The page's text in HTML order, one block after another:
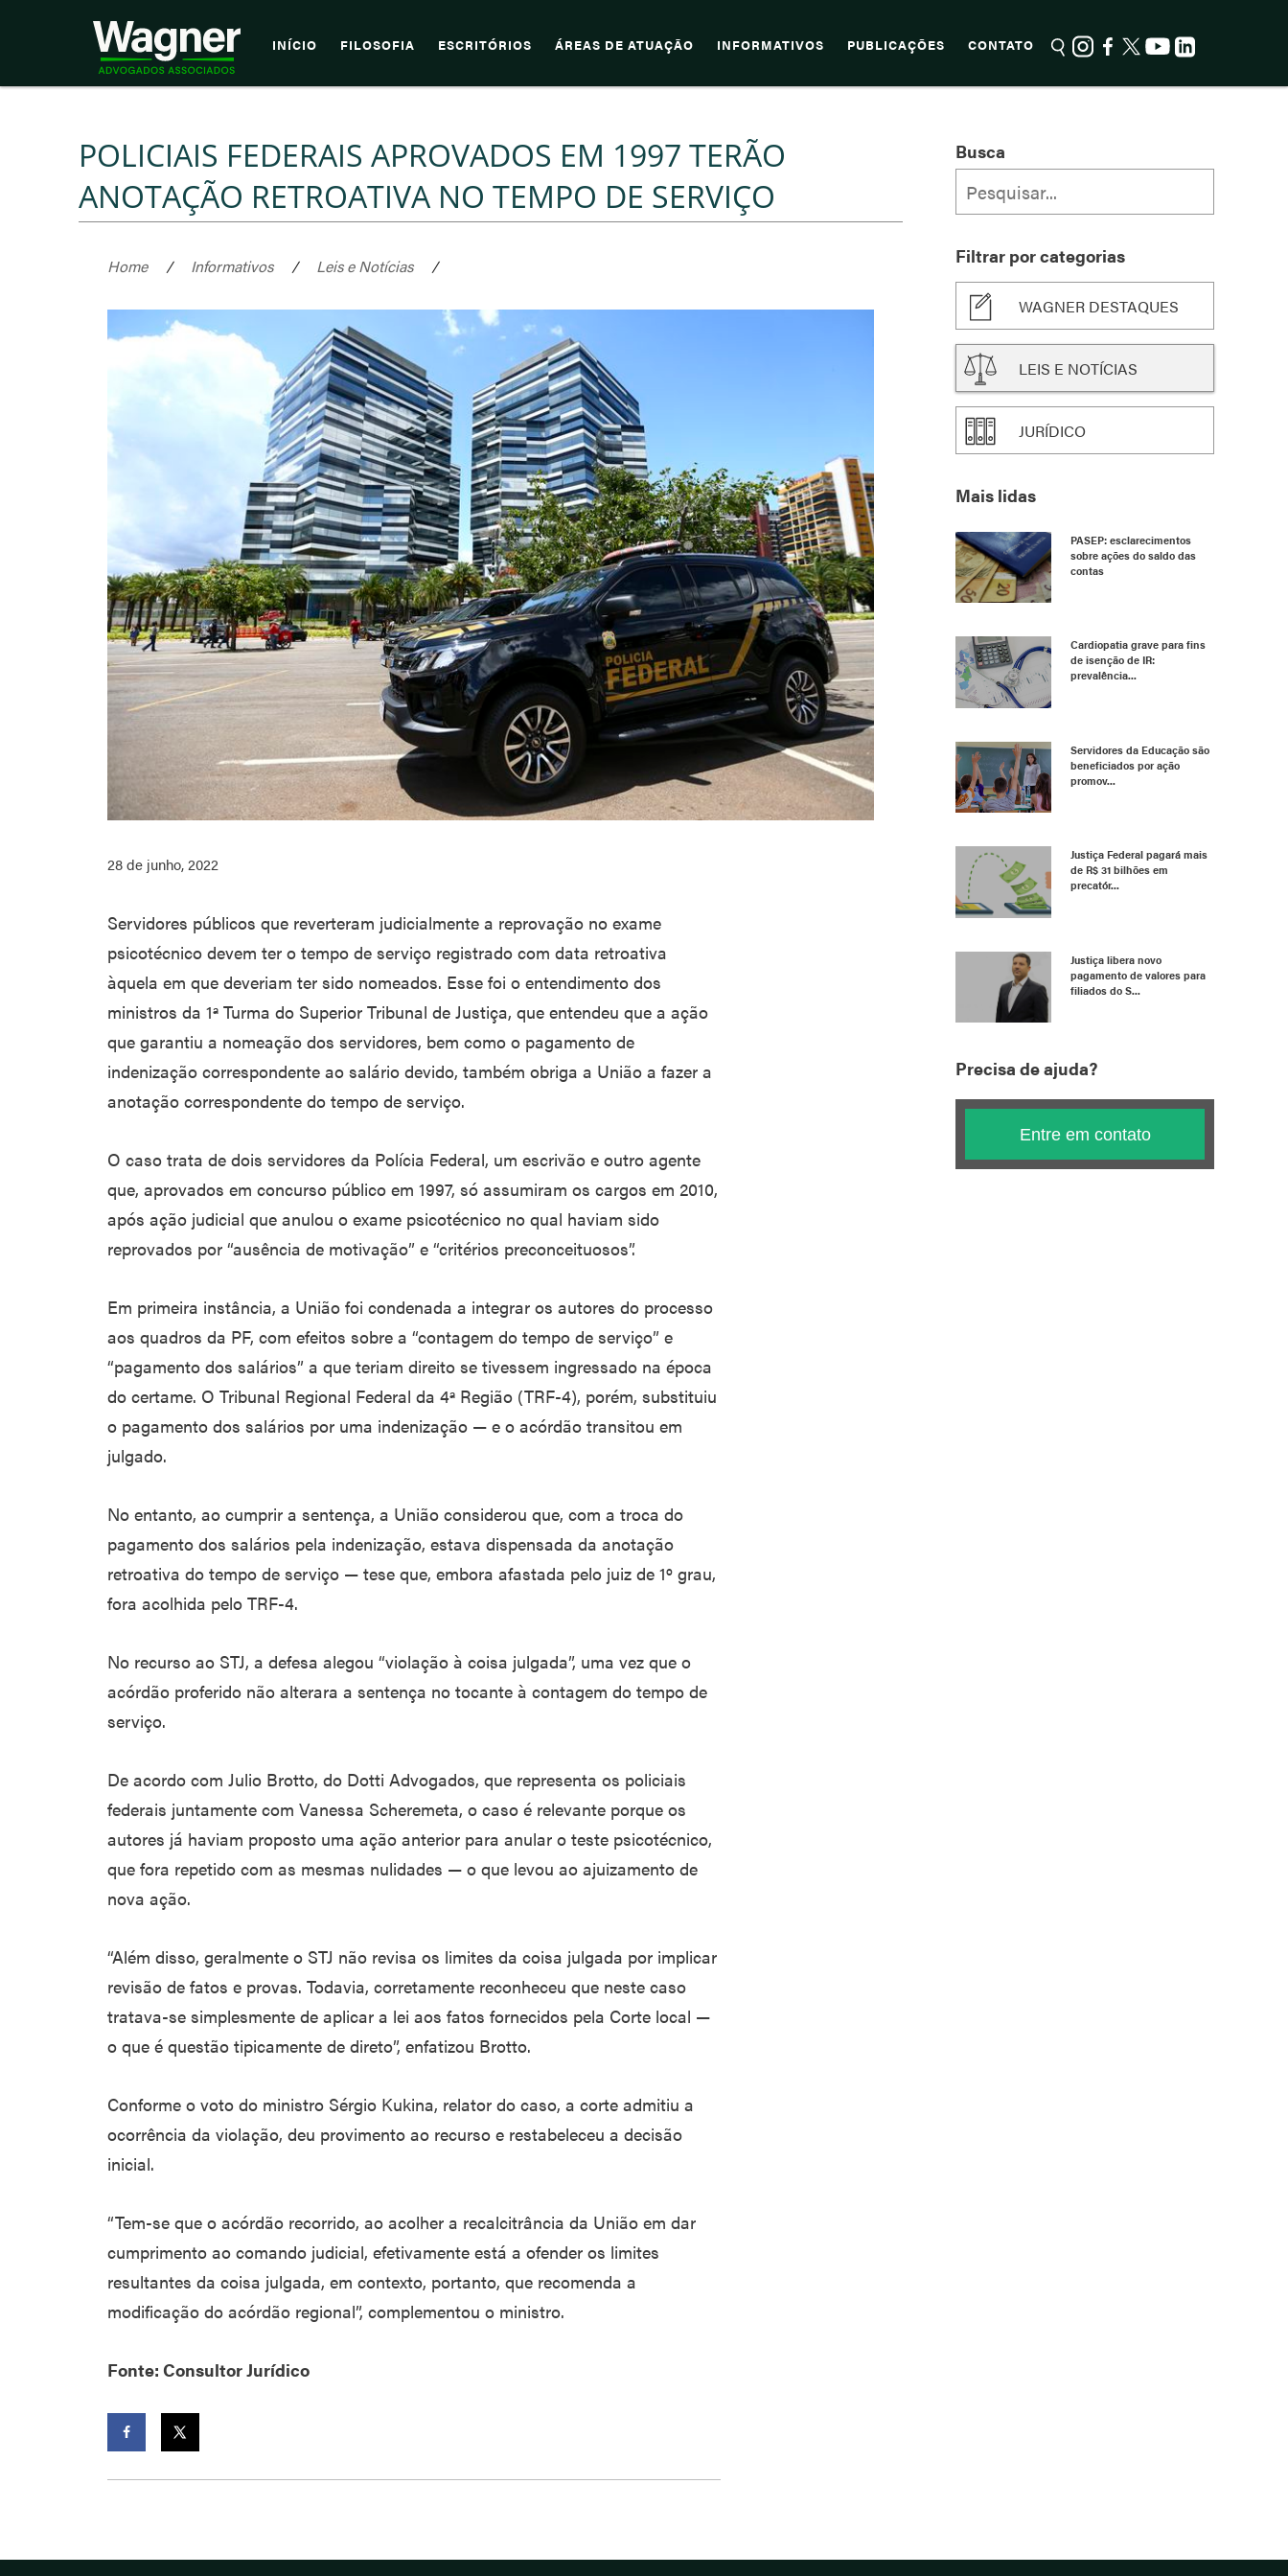
INÍCIO FILOSOFIA ESCRITÓRIOS ÁREAS DE ATUAÇÃO INFORMATIVOS PUBLICAÇÕES CONTATO
POLICIAIS FEDERAIS APROVADOS EM 1997 TERÃO
ANOTAÇÃO RETROATIVA NO TEMPO DE SERVIÇO
Home / Informativos / Leis e Notícias /
28 de junho, 2022
Servidores públicos que reverteram judicialmente a reprovação no exame
psicotécnico devem ter o tempo de serviço registrado com data retroativa
àquela em que deveriam ter sido nomeados. Esse foi o entendimento dos
ministros da 1ª Turma do Superior Tribunal de Justiça, que entendeu que a ação
que garantiu a nomeação dos servidores, bem como o pagamento de
indenização correspondente ao salário devido, também obriga a União a fazer a
anotação correspondente do tempo de serviço.
O caso trata de dois servidores da Polícia Federal, um escrivão e outro agente
que, aprovados em concurso público em 1997, só assumiram os cargos em 2010,
após ação judicial que anulou o exame psicotécnico no qual haviam sido
reprovados por “ausência de motivação” e “critérios preconceituosos”.
Em primeira instância, a União foi condenada a integrar os autores do processo
aos quadros da PF, com efeitos sobre a “contagem do tempo de serviço” e
“pagamento dos salários” a que teriam direito se tivessem ingressado na época
do certame. O Tribunal Regional Federal da 4ª Região (TRF-4), porém, substituiu
o pagamento dos salários por uma indenização — e o acórdão transitou em
julgado.
No entanto, ao cumprir a sentença, a União considerou que, com a troca do
pagamento dos salários pela indenização, estava dispensada da anotação
retroativa do tempo de serviço — tese que, embora afastada pelo juiz de 1º grau,
fora acolhida pelo TRF-4.
No recurso ao STJ, a defesa alegou “violação à coisa julgada”, uma vez que o
acórdão proferido não alterara a sentença no tocante à contagem do tempo de
serviço.
De acordo com Julio Brotto, do Dotti Advogados, que representa os policiais
federais juntamente com Vanessa Scheremeta, o caso é relevante porque os
autores já haviam proposto uma ação anterior para anular o teste psicotécnico,
que fora repetido com as mesmas nulidades — o que levou ao ajuizamento de
nova ação.
“Além disso, geralmente o STJ não revisa os limites da coisa julgada por implicar
revisão de fatos e provas. Todavia, corretamente reconheceu que neste caso
tratava-se simplesmente de aplicar a lei aos fatos fornecidos pela Corte local —
o que é questão tipicamente de direto”, enfatizou Brotto.
Conforme o voto do ministro Sérgio Kukina, relator do caso, a corte admitiu a
ocorrência da violação, deu provimento ao recurso e restabeleceu a decisão
inicial.
“Tem-se que o acórdão recorrido, ao acolher a recalcitrância da União em dar
cumprimento ao comando judicial, efetivamente está a ofender os limites
resultantes da coisa julgada, em contexto, portanto, que recomenda a
modificação do acórdão regional”, complementou o ministro.
Fonte: Consultor Jurídico
Busca
Filtrar por categorias
WAGNER DESTAQUES
LEIS E NOTÍCIAS
JURÍDICO
Mais lidas
PASEP: esclarecimentos
sobre ações do saldo das
contas
Cardiopatia grave para fins
de isenção de IR:
prevalência...
Servidores da Educação são
beneficiados por ação
promov...
Justiça Federal pagará mais
de R$ 31 bilhões em
precatór...
Justiça libera novo
pagamento de valores para
filiados do S...
Precisa de ajuda?
Entre em contato